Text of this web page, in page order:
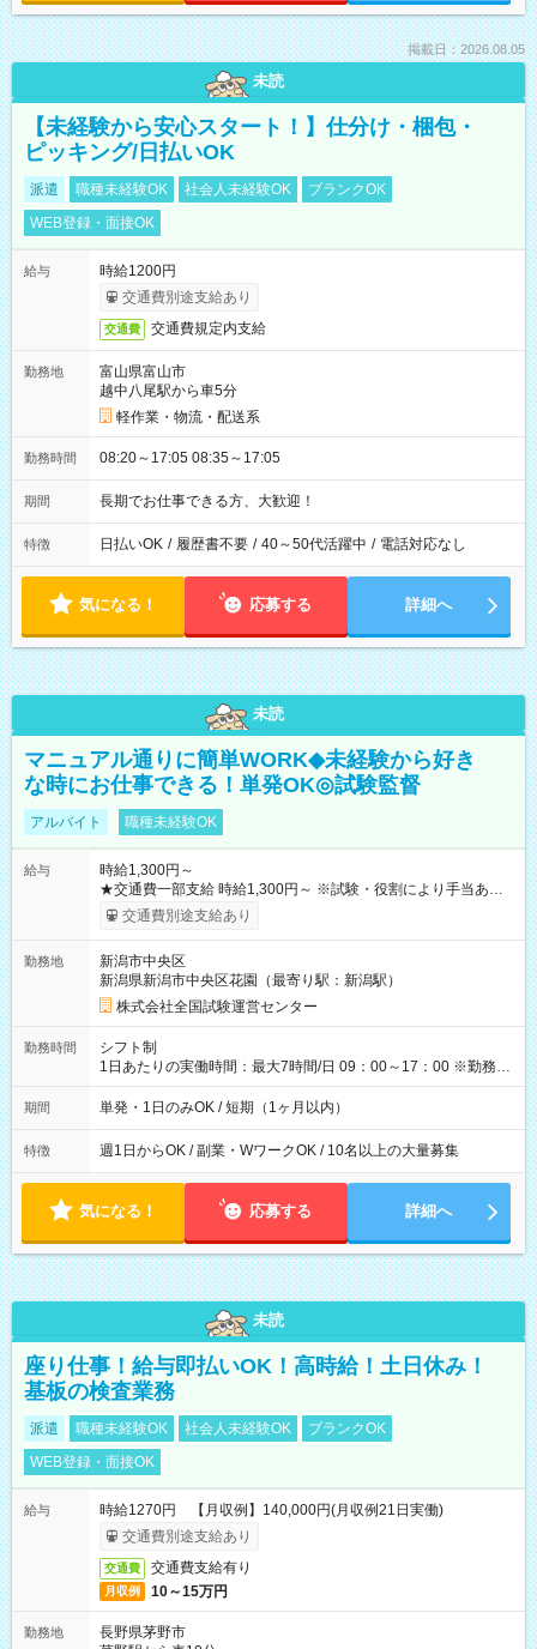
掲載日：2026.08.05
未読
【未経験から安心スタート！】仕分け・梱包・
ピッキング/日払いOK
派遣 職種未経験OK 社会人未経験OK
ブランクOK
WEB登録・面接OK
給与
時給1200円
交通費別途支給あり
交通費 交通費規定内支給
勤務地
富山県富山市
越中八尾駅から車5分
軽作業・物流・配送系
勤務時間 08:20～17:05 08:35～17:05
期間 長期でお仕事できる方、大歓迎！
特徴 日払いOK / 履歴書不要 / 40～50代活躍中 / 電話対応なし
気になる！ 応募する 詳細へ
未読
マニュアル通りに簡単WORK◆未経験から好き
な時にお仕事できる！単発OK◎試験監督
アルバイト 職種未経験OK
給与
時給1,300円～
★交通費一部支給 時給1,300円～ ※試験・役割により手当あり
※勤務回数により昇給あり 【即給（前払い）オプションあ
り！】 希望される場合、勤務から1週間ほどで給与の一部を受け
例】 ・河合塾模擬試験 8:30～17:30（休憩1時間） 時給1,300円
×8時間＝日収10,400円＋交通費 ※当日の役割により時給＋100
円の場合あり ・国家試験 7:00～13:30（休憩なし） 時給1,300
円（役割手当＋100円）×6時間＝日収8,400円＋交通費 【試用期
間】試用期間なし
交通費別途支給あり
勤務地
新潟市中央区
新潟県新潟市中央区花園（最寄り駅：新潟駅）
株式会社全国試験運営センター
勤務時間
シフト制
1日あたりの実働時間：最大7時間/日 09：00～17：00 ※勤務時
間は 試験により異なります。
期間 単発・1日のみOK / 短期（1ヶ月以内）
特徴 週1日からOK / 副業・WワークOK / 10名以上の大量募集
気になる！ 応募する 詳細へ
未読
座り仕事！給与即払いOK！高時給！土日休み！
基板の検査業務
派遣 職種未経験OK 社会人未経験OK
ブランクOK
WEB登録・面接OK
給与
時給1270円 【月収例】140,000円(月収例21日実働)
交通費別途支給あり
交通費 交通費支給有り
月収例 10～15万円
勤務地
長野県茅野市